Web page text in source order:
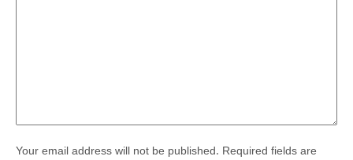
Your email address will not be published. Required fields are